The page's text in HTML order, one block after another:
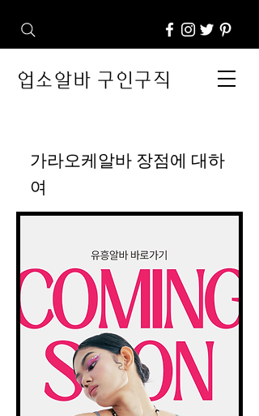
업소알바 구인구직
가라오케알바 장점에 대하
여